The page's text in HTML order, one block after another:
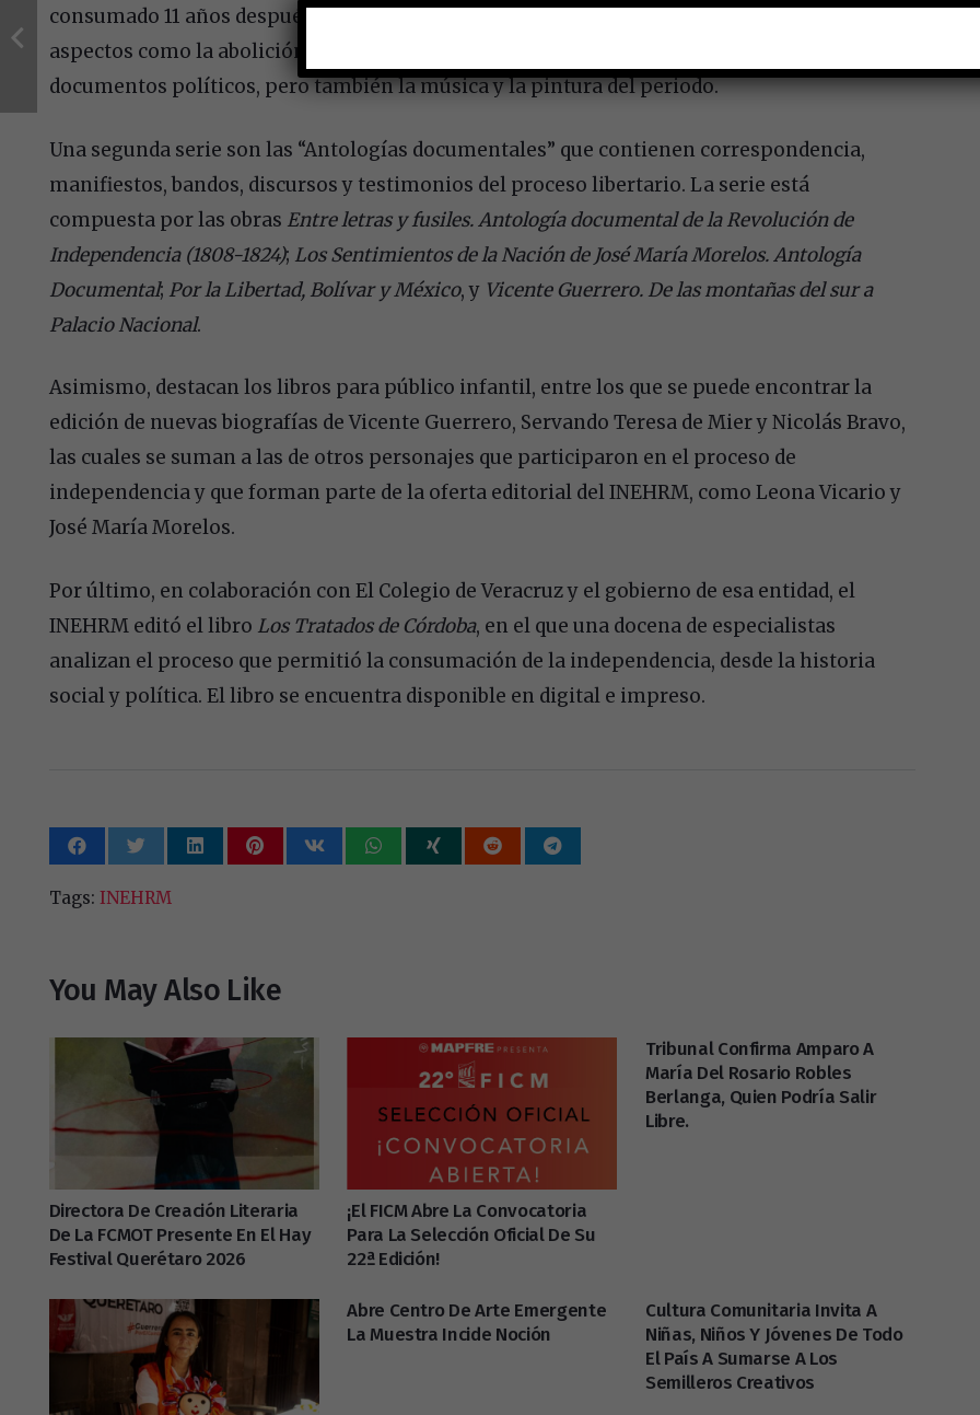
consumado 11 años después, es analizado desde diversas perspectivas. Las obras abordan
aspectos como la abolición de la esclavitud, las estrategias militares y los principales
documentos políticos, pero también la música y la pintura del periodo.
Una segunda serie son las “Antologías documentales” que contienen correspondencia,
manifiestos, bandos, discursos y testimonios del proceso libertario. La serie está
compuesta por las obras Entre letras y fusiles. Antología documental de la Revolución de
Independencia (1808-1824); Los Sentimientos de la Nación de José María Morelos. Antología
Documental; Por la Libertad, Bolívar y México, y Vicente Guerrero. De las montañas del sur a
Palacio Nacional.
Asimismo, destacan los libros para público infantil, entre los que se puede encontrar la
edición de nuevas biografías de Vicente Guerrero, Servando Teresa de Mier y Nicolás Bravo,
las cuales se suman a las de otros personajes que participaron en el proceso de
independencia y que forman parte de la oferta editorial del INEHRM, como Leona Vicario y
José María Morelos.
Por último, en colaboración con El Colegio de Veracruz y el gobierno de esa entidad, el
INEHRM editó el libro Los Tratados de Córdoba, en el que una docena de especialistas
analizan el proceso que permitió la consumación de la independencia, desde la historia
social y política. El libro se encuentra disponible en digital e impreso.
Tags: INEHRM
You May Also Like
Directora De Creación Literaria
De La FCMOT Presente En El Hay
Festival Querétaro 2026
¡El FICM Abre La Convocatoria
Para La Selección Oficial De Su
22ª Edición!
Tribunal Confirma Amparo A
María Del Rosario Robles
Berlanga, Quien Podría Salir
Libre.
Abre Centro De Arte Emergente
La Muestra Incide Noción
Cultura Comunitaria Invita A
Niñas, Niños Y Jóvenes De Todo
El País A Sumarse A Los
Semilleros Creativos